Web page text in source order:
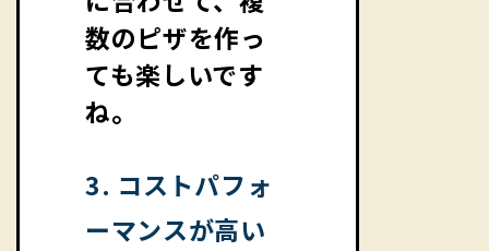
数のピザを作っ
ても楽しいです
ね。
3. コストパフォ
ーマンスが高い